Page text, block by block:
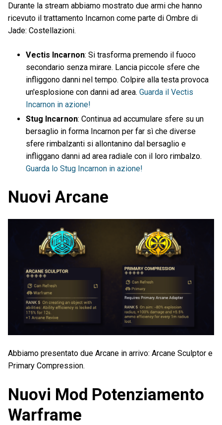
Durante la stream abbiamo mostrato due armi che hanno
ricevuto il trattamento Incarnon come parte di Ombre di
Jade: Costellazioni.
Vectis Incarnon: Si trasforma premendo il fuoco
secondario senza mirare. Lancia piccole sfere che
infliggono danni nel tempo. Colpire alla testa provoca
un'esplosione con danni ad area.Guarda il Vectis
Incarnon in azione!
Stug Incarnon: Continua ad accumulare sfere su un
bersaglio in forma Incarnon per far sì che diverse
sfere rimbalzanti si allontanino dal bersaglio e
infliggano danni ad area radiale con il loro rimbalzo.
Guarda lo Stug Incarnon in azione!
Nuovi Arcane
Abbiamo presentato due Arcane in arrivo: Arcane Sculptor e
Primary Compression.
Nuovi Mod Potenziamento
Warframe